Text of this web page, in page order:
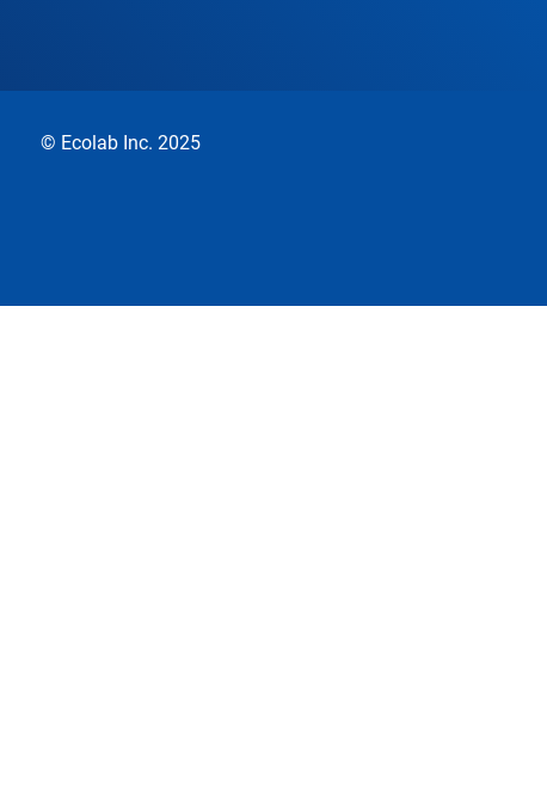
© Ecolab Inc. 2025